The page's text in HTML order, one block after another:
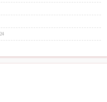
다. 지금 당장 내 아이만 국·영·수
창의교육과 놀이교육만 시킬 수
아니기 때문이다.